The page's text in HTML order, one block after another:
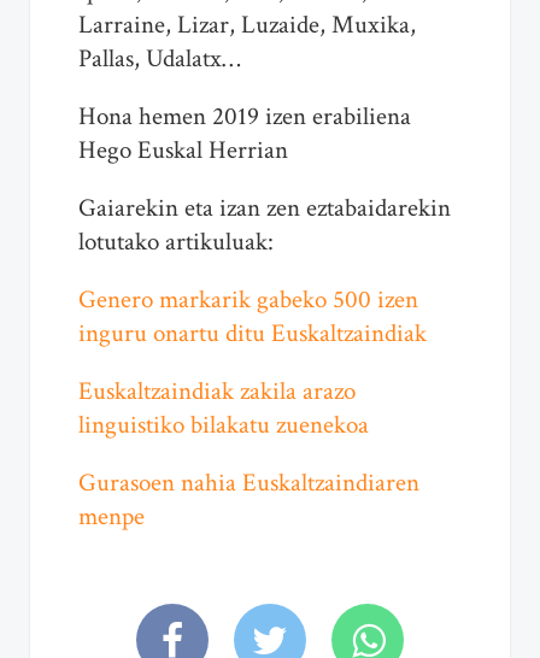
Larraine, Lizar, Luzaide, Muxika,
Pallas, Udalatx…
Hona hemen 2019 izen erabiliena
Hego Euskal Herrian
Gaiarekin eta izan zen eztabaidarekin
lotutako artikuluak:
Genero markarik gabeko 500 izen
inguru onartu ditu Euskaltzaindiak
Euskaltzaindiak zakila arazo
linguistiko bilakatu zuenekoa
Gurasoen nahia Euskaltzaindiaren
menpe